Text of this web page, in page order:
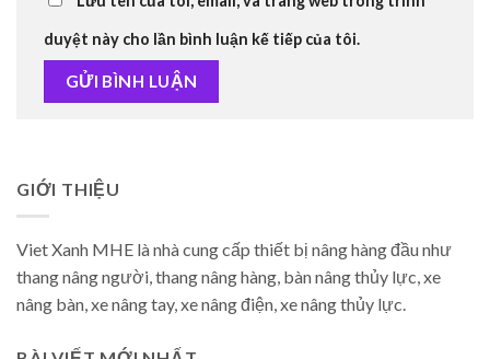
duyệt này cho lần bình luận kế tiếp của tôi.
GIỚI THIỆU
Viet Xanh MHE là nhà cung cấp thiết bị nâng hàng đầu như
thang nâng người, thang nâng hàng, bàn nâng thủy lực, xe
nâng bàn, xe nâng tay, xe nâng điện, xe nâng thủy lực.